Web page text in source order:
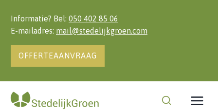
naar
inhoud
Informatie? Bel: 050 402 85 06
E-mailadres: mail@stedelijkgroen.com
OFFERTEAANVRAAG